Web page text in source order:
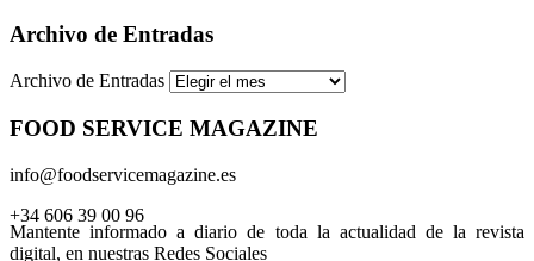
Archivo de Entradas
Archivo de Entradas
FOOD SERVICE MAGAZINE
info@foodservicemagazine.es
+34 606 39 00 96
Mantente informado a diario de toda la actualidad de la revista
digital, en nuestras Redes Sociales